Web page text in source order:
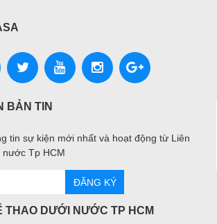
BẢN TIN
tin sự kiện mới nhất và hoạt động từ Liên
Tp HCM
ĐĂNG KÝ
THAO DƯỚI NƯỚC TP HCM